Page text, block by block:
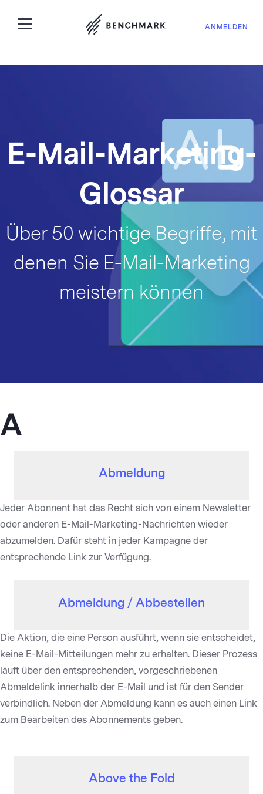
ANMELDEN
E-Mail-Marketing-
Glossar
Über 50 wichtige Begriffe, mit
denen Sie E-Mail-Marketing
meistern können
A
Abmeldung
Jeder Abonnent hat das Recht sich von einem Newsletter
oder anderen E-Mail-Marketing-Nachrichten wieder
abzumelden. Dafür steht in jeder Kampagne der
entsprechende Link zur Verfügung.
Abmeldung / Abbestellen
Die Aktion, die eine Person ausführt, wenn sie entscheidet,
keine E-Mail-Mitteilungen mehr zu erhalten. Dieser Prozess
läuft über den entsprechenden, vorgeschriebenen
Abmeldelink innerhalb der E-Mail und ist für den Sender
verbindlich. Neben der Abmeldung kann es auch einen Link
zum Bearbeiten des Abonnements geben.
Above the Fold